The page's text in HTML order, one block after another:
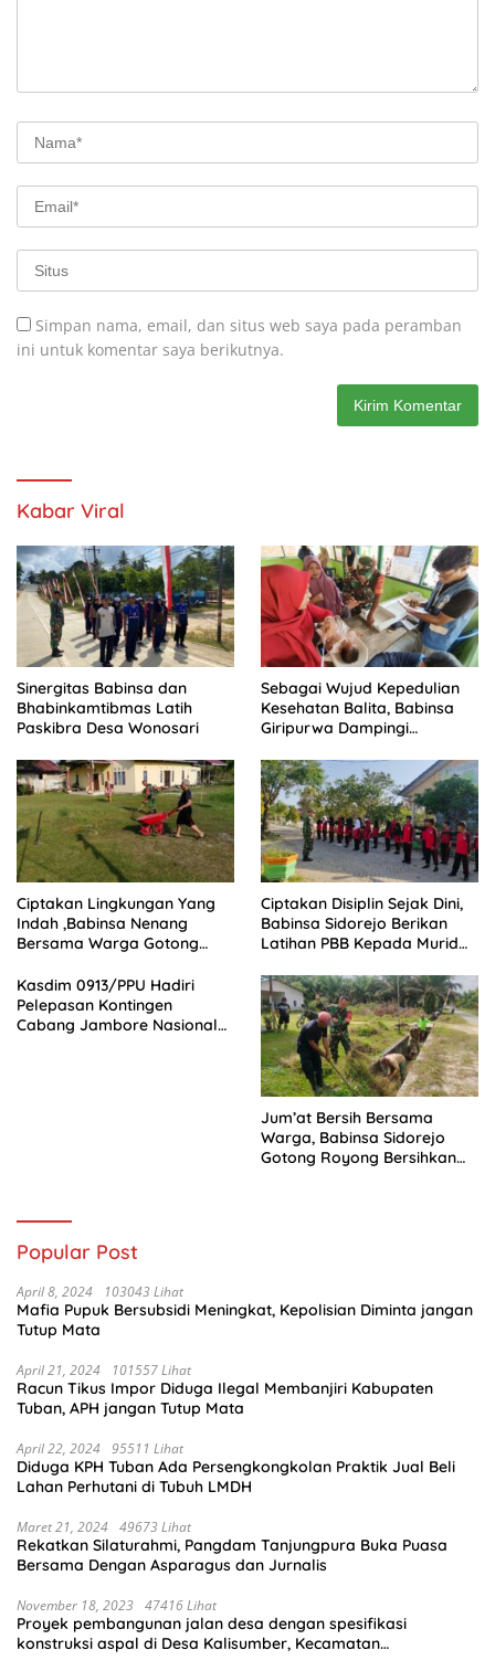
Simpan nama, email, dan situs web saya pada peramban
ini untuk komentar saya berikutnya.
Kabar Viral
Sinergitas Babinsa dan
Bhabinkamtibmas Latih
Paskibra Desa Wonosari
Sebagai Wujud Kepedulian
Kesehatan Balita, Babinsa
Giripurwa Dampingi
Ciptakan Lingkungan Yang
Indah ,Babinsa Nenang
Bersama Warga Gotong
Ciptakan Disiplin Sejak Dini,
Babinsa Sidorejo Berikan
Latihan PBB Kepada Murid
Kasdim 0913/PPU Hadiri
Pelepasan Kontingen
Cabang Jambore Nasional
Jum’at Bersih Bersama
Warga, Babinsa Sidorejo
Gotong Royong Bersihkan
Popular Post
April 8, 2024 103043 Lihat
Mafia Pupuk Bersubsidi Meningkat, Kepolisian Diminta jangan
Tutup Mata
April 21, 2024 101557 Lihat
Racun Tikus Impor Diduga Ilegal Membanjiri Kabupaten
Tuban, APH jangan Tutup Mata
April 22, 2024 95511 Lihat
Diduga KPH Tuban Ada Persengkongkolan Praktik Jual Beli
Lahan Perhutani di Tubuh LMDH
Maret 21, 2024 49673 Lihat
Rekatkan Silaturahmi, Pangdam Tanjungpura Buka Puasa
Bersama Dengan Asparagus dan Jurnalis
November 18, 2023 47416 Lihat
Proyek pembangunan jalan desa dengan spesifikasi
konstruksi aspal di Desa Kalisumber, Kecamatan